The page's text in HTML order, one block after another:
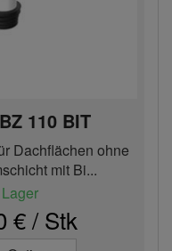
110 BIT
Dachflächen ohne
mit Bi...
€ / Stk